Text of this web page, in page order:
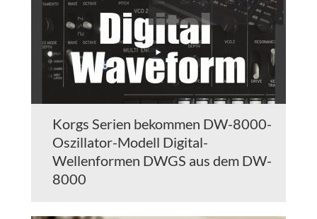
Korgs Serien bekommen DW-8000-
Oszillator-Modell Digital-
Wellenformen DWGS aus dem DW-
8000